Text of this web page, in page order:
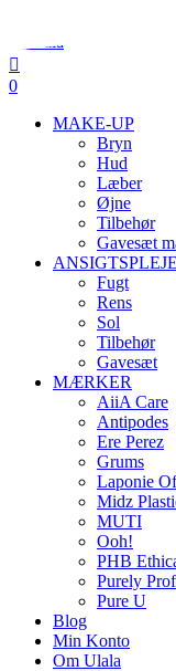
main
content
Search
search
0
MAKE-UP
Bryn
Hud
Læber
Øjne
Tilbehør
Gavesæt
ANSIGTSPLEJE
Fugt
Rens
Sol
Tilbehør
Gavesæt
MÆRKER
AiiA Care
Antipodes
Ere Perez
Grums
Laponie
Midz
MUTI
Ooh!
PHB
Purely
Pure U
Blog
Min Konto
Om Ulala